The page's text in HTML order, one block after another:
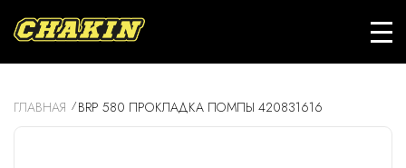
ГЛАВНАЯ BRP 580 ПРОКЛАДКА ПОМПЫ 420831616